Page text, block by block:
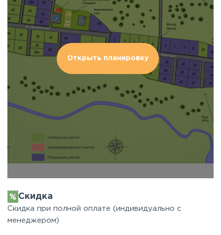
Открыть планировку
Скидка
Скидка при полной оплате (индивидуально с
менеджером)